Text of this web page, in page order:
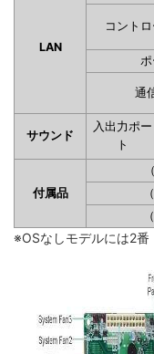
LAN
コント
ポ
通
サウンド
入出力ポー
ト
付属品
※OSなしモデルには2番